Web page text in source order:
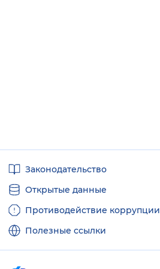
ссылкиЗаконодательство
Открытые данные
Противодействие коррупции
Полезные ссылки